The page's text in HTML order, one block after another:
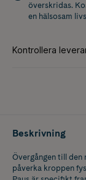
överskridas.
en hälsosam
Beskrivning
Övergången till den
påverka kroppen